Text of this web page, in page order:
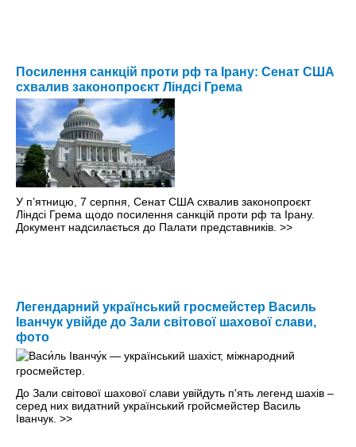
Посилення санкцій проти рф та Ірану: Сенат США
схвалив законопроєкт Ліндсі Грема
У п’ятницю, 7 серпня, Сенат США схвалив законопроєкт
Ліндсі Грема щодо посилення санкцій проти рф та Ірану.
Документ надсилається до Палати представників. >>
Легендарний український гросмейстер Василь
Іванчук увійде до Зали світової шахової слави,
фото
До Зали світової шахової слави увійдуть п'ять легенд шахів –
серед них видатний український гройсмейстер Василь
Іванчук. >>